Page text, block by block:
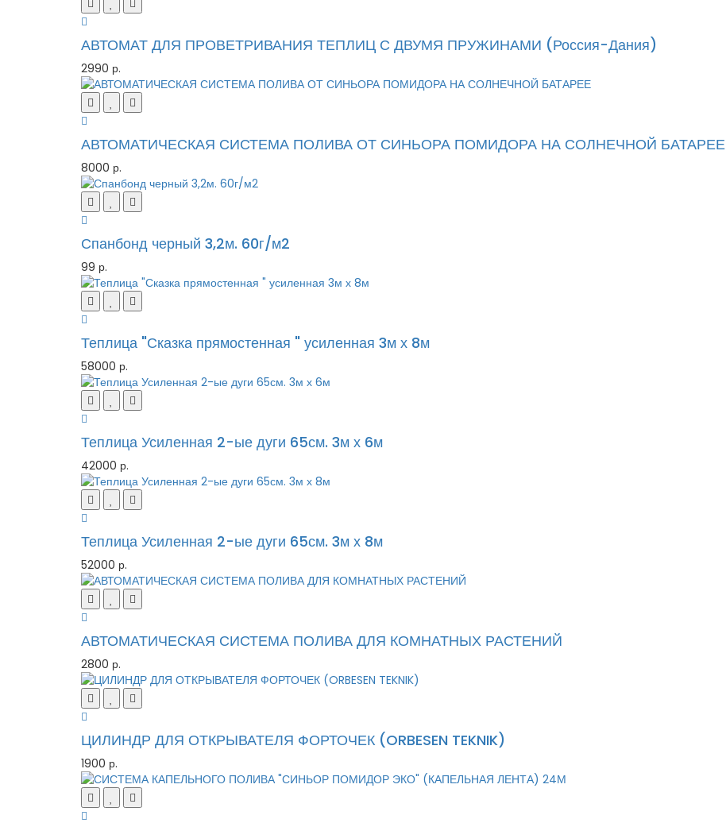
АВТОМАТ ДЛЯ ПРОВЕТРИВАНИЯ ТЕПЛИЦ С ДВУМЯ ПРУЖИНАМИ (Россия-Дания)
2990 р.
АВТОМАТИЧЕСКАЯ СИСТЕМА ПОЛИВА ОТ СИНЬОРА ПОМИДОРА НА СОЛНЕЧНОЙ БАТАРЕЕ
8000 р.
Спанбонд черный 3,2м. 60г/м2
99 р.
Теплица "Сказка прямостенная " усиленная 3м х 8м
58000 р.
Теплица Усиленная 2-ые дуги 65см. 3м х 6м
42000 р.
Теплица Усиленная 2-ые дуги 65см. 3м х 8м
52000 р.
АВТОМАТИЧЕСКАЯ СИСТЕМА ПОЛИВА ДЛЯ КОМНАТНЫХ РАСТЕНИЙ
2800 р.
ЦИЛИНДР ДЛЯ ОТКРЫВАТЕЛЯ ФОРТОЧЕК (ORBESEN TEKNIK)
1900 р.